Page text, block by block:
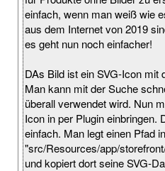
einfach, wenn man weiß wie
aus dem Internet von 2019
es geht nun noch einfacher!
DAs Bild ist ein SVG-Icon mit
Man kann mit der Suche
überall verwendet wird. Nun
Icon in per Plugin einbringen.
einfach. Man legt einen Pfad
"src/Resources/app/
und kopiert dort seine SVG-